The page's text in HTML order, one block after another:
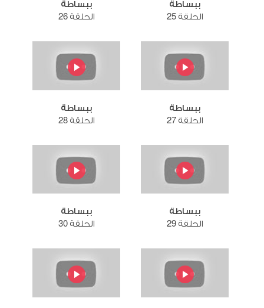
ببساطة
الحلقة 25
ببساطة
الحلقة 26
ببساطة
الحلقة 27
ببساطة
الحلقة 28
ببساطة
الحلقة 29
ببساطة
الحلقة 30